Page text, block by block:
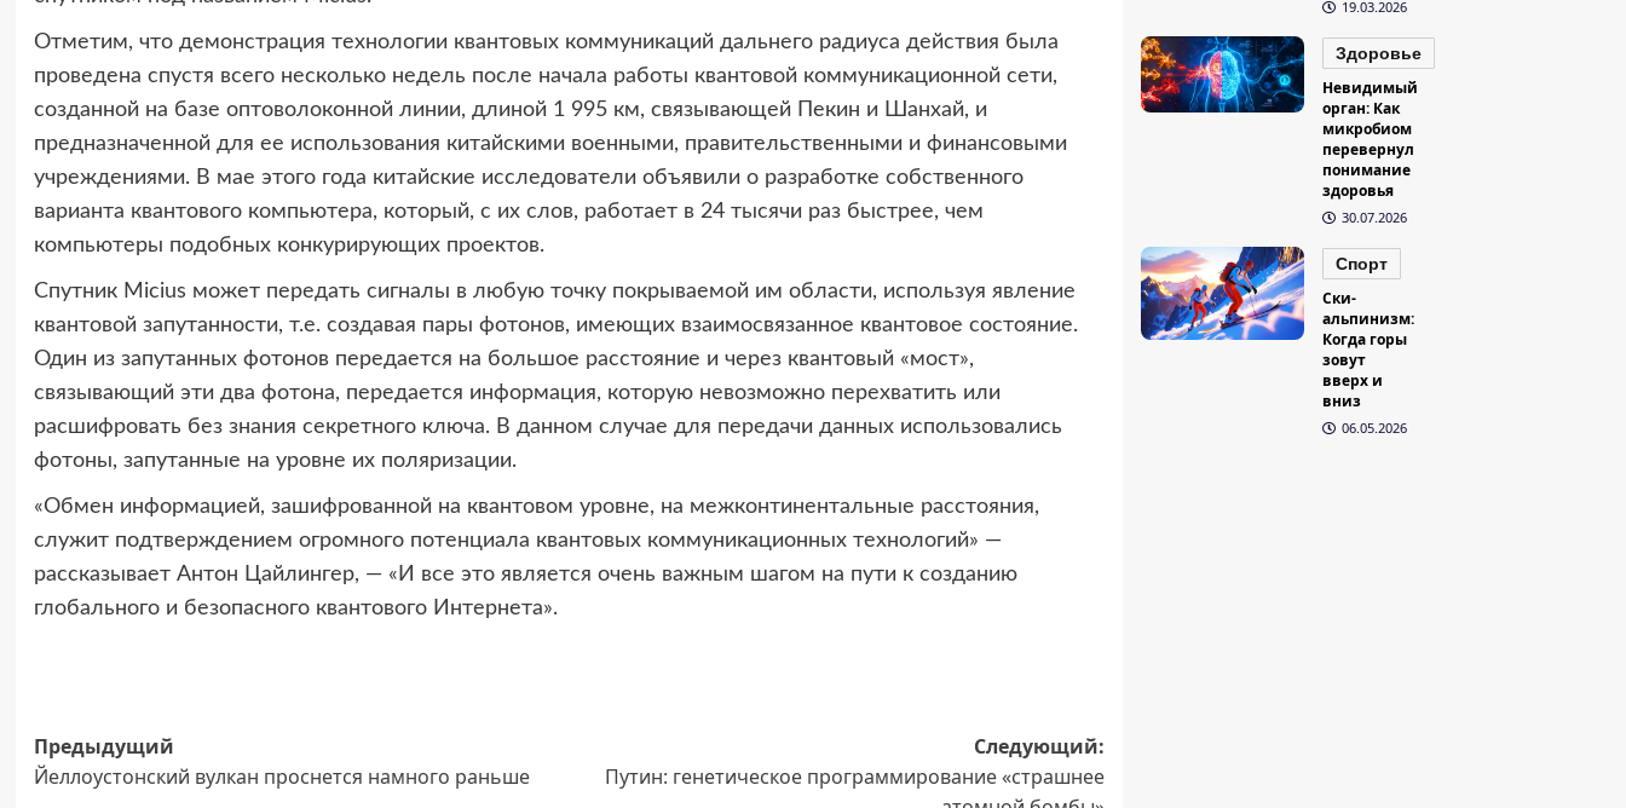
Отметим, что демонстрация технологии квантовых коммуникаций дальнего радиуса действия была
проведена спустя всего несколько недель после начала работы квантовой коммуникационной сети,
созданной на базе оптоволоконной линии, длиной 1 995 км, связывающей Пекин и Шанхай, и
предназначенной для ее использования китайскими военными, правительственными и финансовыми
учреждениями. В мае этого года китайские исследователи объявили о разработке собственного
варианта квантового компьютера, который, с их слов, работает в 24 тысячи раз быстрее, чем
компьютеры подобных конкурирующих проектов.
Спутник Micius может передать сигналы в любую точку покрываемой им области, используя явление
квантовой запутанности, т.е. создавая пары фотонов, имеющих взаимосвязанное квантовое состояние.
Один из запутанных фотонов передается на большое расстояние и через квантовый «мост»,
связывающий эти два фотона, передается информация, которую невозможно перехватить или
расшифровать без знания секретного ключа. В данном случае для передачи данных использовались
фотоны, запутанные на уровне их поляризации.
«Обмен информацией, зашифрованной на квантовом уровне, на межконтинентальные расстояния,
служит подтверждением огромного потенциала квантовых коммуникационных технологий» —
рассказывает Антон Цайлингер, — «И все это является очень важным шагом на пути к созданию
глобального и безопасного квантового Интернета».
Навигация
записи
Предыдущий
Йеллоустонский вулкан проснется намного раньше
Следующий:
Путин: генетическое программирование «страшнее
19.03.2026
Здоровье
Невидимый
орган: Как
микробиом
перевернул
понимание
здоровья
30.07.2026
Спорт
Ски-
альпинизм:
Когда горы
зовут
вверх и
вниз
06.05.2026